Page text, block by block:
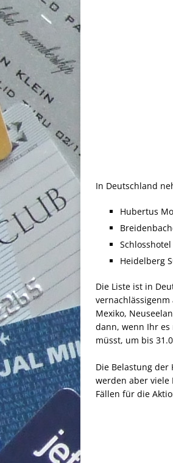
In Deutschland
Hubertus
Heidelberg
Die Liste ist in
Mexiko,
dann, wenn Ihr es
müsst, um bis
Die Belastung der
werden aber viele
Fällen für die